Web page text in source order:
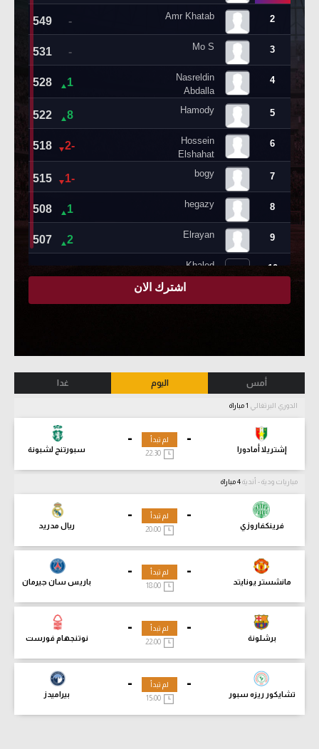
أمس اليوم غدا
الدوري البرتغالي
-
إشتريلا أمادورا
-
سبورتنج لشبونة
لم تبدأ
مباريات ودية - أندية
-
فرينكفاروزي
-
ريال مدريد
لم تبدأ
-
مانشستر يونايتد
-
باريس سان جيرمان
لم تبدأ
18:00
-
برشلونة
-
نوتنجهام فورست
لم تبدأ
-
تشايكور ريزه سبور
-
بيراميدز
لم تبدأ
15:00